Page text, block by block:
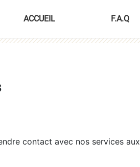
ACCUEIL F.A.Q
contact avec nos services aux